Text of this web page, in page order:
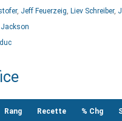
, Jeff Feuerzeig, Liev Schreiber,
Rang Recette % Chg